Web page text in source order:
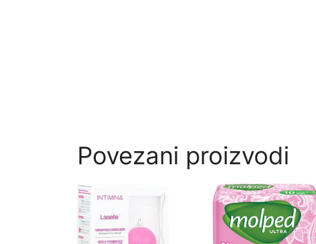
Povezani proizvodi